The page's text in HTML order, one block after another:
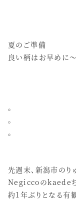
夏のご準備
良い柄はお早めに～
。
。
。
先週末、新潟市のり
Negiccoのkaede
約1年ぶりとなる有